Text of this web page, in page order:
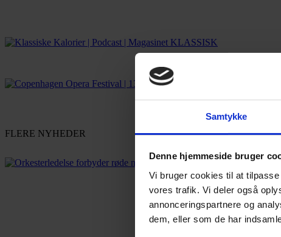
Samtykke
Denne hjemmeside bruger
Vi bruger cookies til at
vores trafik. Vi deler også
annonceringspartnere og
dem, eller som de har
FLERE NYHEDER